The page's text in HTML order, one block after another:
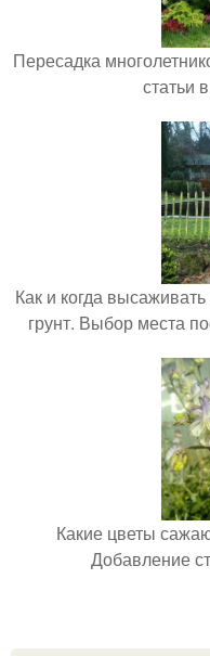
Пересадка
статьи
Как и когда
грунт. Выбор места
Какие цветы
Добавление